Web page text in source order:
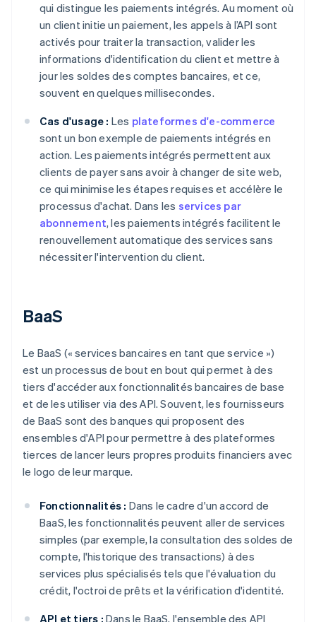
qui distingue les paiements intégrés. Au moment où
un client initie un paiement, les appels à l’API sont
activés pour traiter la transaction, valider les
informations d'identification du client et mettre à
jour les soldes des comptes bancaires, et ce,
souvent en quelques millisecondes.
Cas d'usage : Les plateformes d'e-commerce
sont un bon exemple de paiements intégrés en
action. Les paiements intégrés permettent aux
clients de payer sans avoir à changer de site web,
ce qui minimise les étapes requises et accélère le
processus d'achat. Dans les services par
abonnement, les paiements intégrés facilitent le
renouvellement automatique des services sans
nécessiter l'intervention du client.
BaaS
Le BaaS (« services bancaires en tant que service »)
est un processus de bout en bout qui permet à des
tiers d'accéder aux fonctionnalités bancaires de base
et de les utiliser via des API. Souvent, les fournisseurs
de BaaS sont des banques qui proposent des
ensembles d'API pour permettre à des plateformes
tierces de lancer leurs propres produits financiers avec
le logo de leur marque.
Fonctionnalités : Dans le cadre d'un accord de
BaaS, les fonctionnalités peuvent aller de services
simples (par exemple, la consultation des soldes de
compte, l'historique des transactions) à des
services plus spécialisés tels que l'évaluation du
crédit, l'octroi de prêts et la vérification d'identité.
API et tiers : Dans le BaaS, l'ensemble des API